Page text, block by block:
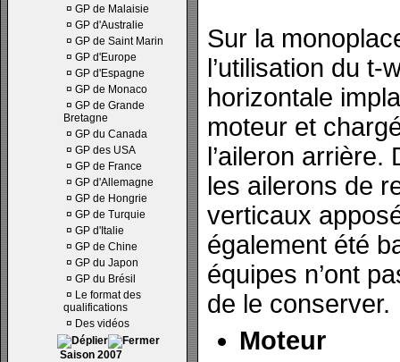
¤ GP de Malaisie
¤ GP d'Australie
¤ GP de Saint Marin
¤ GP d'Europe
¤ GP d'Espagne
¤ GP de Monaco
¤ GP de Grande
Bretagne
¤ GP du Canada
¤ GP des USA
¤ GP de France
¤ GP d'Allemagne
¤ GP de Hongrie
¤ GP de Turquie
¤ GP d'Italie
¤ GP de Chine
¤ GP du Japon
¤ GP du Brésil
¤ Le format des
qualifications
¤ Des vidéos
Saison 2007
Sur la
l’utilisation du t-
horizontale
moteur et
l’aileron arrière.
les ailerons de
verticaux
également été
équipes n’ont
de le conserver.
Moteur